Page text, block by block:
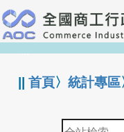
跳
到
主
要
:::
||首頁〉統計專區
全